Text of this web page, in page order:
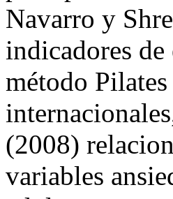
percepción de
Navarro y
indicadores de
método
(2008)